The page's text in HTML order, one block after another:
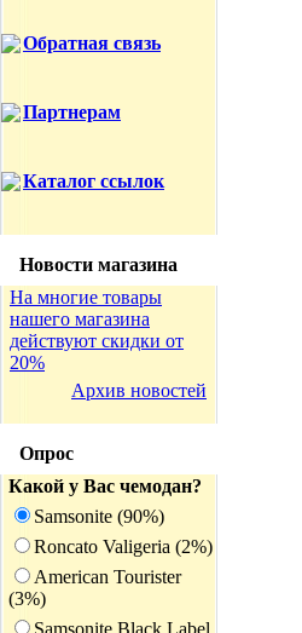
Обратная связь
Партнерам
Каталог ссылок
Новости магазина
На многие товары
нашего магазина
действуют скидки от
20%
Архив новостей
Опрос
Какой у Вас чемодан?
Samsonite (90%)
Roncato Valigeria (2%)
American Tourister
(3%)
Samsonite Black Label